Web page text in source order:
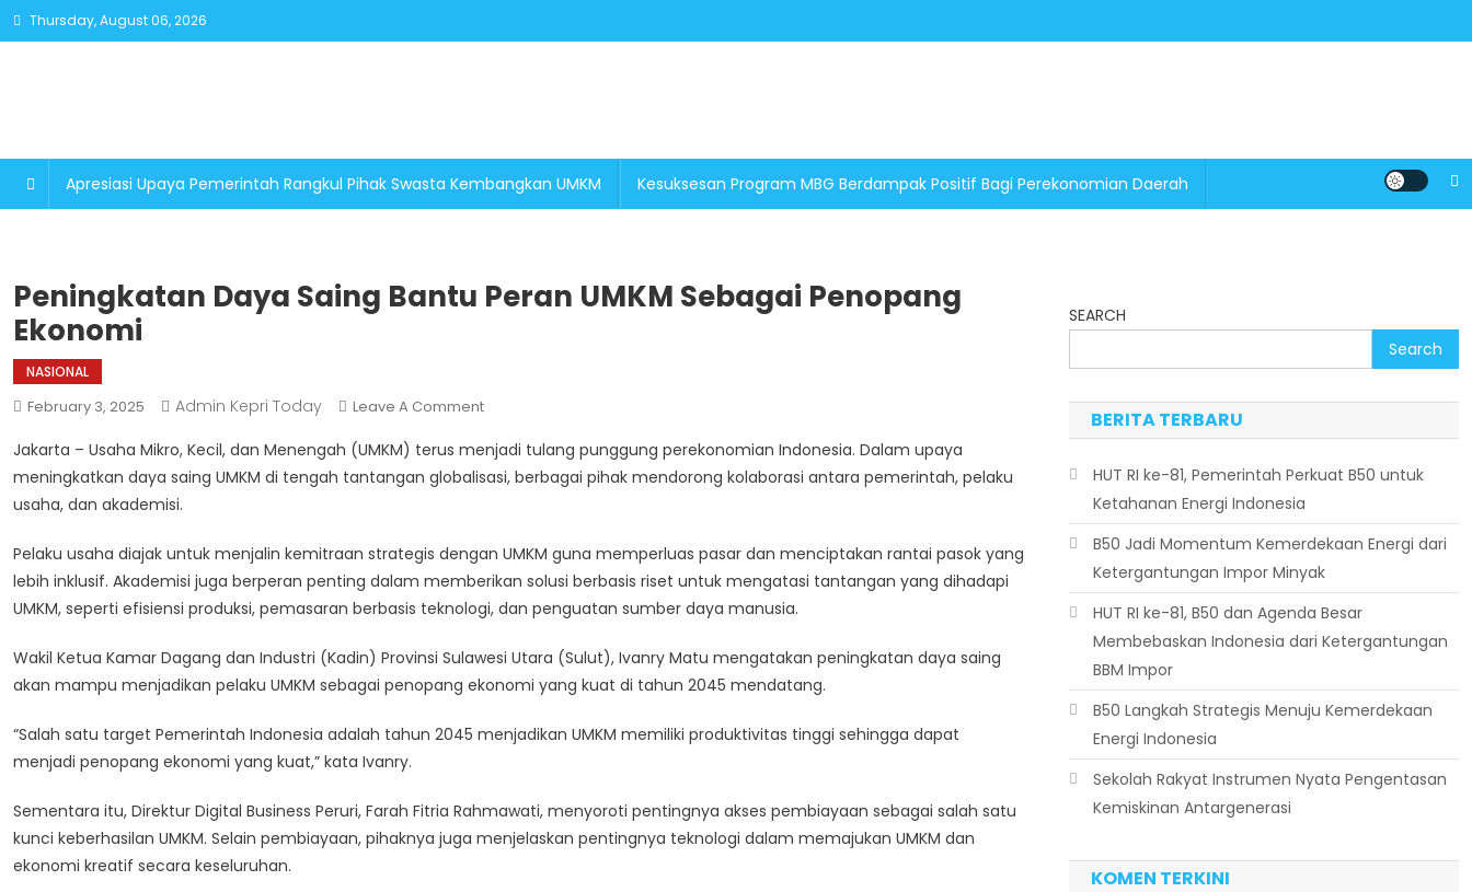
Skip
to
Thursday, August 06, 2026
Apresiasi Upaya Pemerintah Rangkul Pihak Swasta Kembangkan UMKM Kesuksesan Program MBG Berdampak Positif Bagi Perekonomian Daerah
Peningkatan Daya Saing Bantu Peran UMKM Sebagai Penopang
Ekonomi
NASIONAL
February 3, 2025 Admin Kepri Today Leave A CommentOn
Daya
Saing
UMKM
Sebagai
Penopang
Jakarta – Usaha Mikro, Kecil, dan Menengah (UMKM) terus menjadi tulang punggung perekonomian Indonesia. Dalam upaya
meningkatkan daya saing UMKM di tengah tantangan globalisasi, berbagai pihak mendorong kolaborasi antara pemerintah, pelaku
usaha, dan akademisi.
Pelaku usaha diajak untuk menjalin kemitraan strategis dengan UMKM guna memperluas pasar dan menciptakan rantai pasok yang
lebih inklusif. Akademisi juga berperan penting dalam memberikan solusi berbasis riset untuk mengatasi tantangan yang dihadapi
UMKM, seperti efisiensi produksi, pemasaran berbasis teknologi, dan penguatan sumber daya manusia.
Wakil Ketua Kamar Dagang dan Industri (Kadin) Provinsi Sulawesi Utara (Sulut), Ivanry Matu mengatakan peningkatan daya saing
akan mampu menjadikan pelaku UMKM sebagai penopang ekonomi yang kuat di tahun 2045 mendatang.
“Salah satu target Pemerintah Indonesia adalah tahun 2045 menjadikan UMKM memiliki produktivitas tinggi sehingga dapat
menjadi penopang ekonomi yang kuat,” kata Ivanry.
Sementara itu, Direktur Digital Business Peruri, Farah Fitria Rahmawati, menyoroti pentingnya akses pembiayaan sebagai salah satu
kunci keberhasilan UMKM. Selain pembiayaan, pihaknya juga menjelaskan pentingnya teknologi dalam memajukan UMKM dan
ekonomi kreatif secara keseluruhan.
SEARCH
Search
BERITA TERBARU
HUT RI ke-81, Pemerintah Perkuat B50 untuk
Ketahanan Energi Indonesia
B50 Jadi Momentum Kemerdekaan Energi dari
Ketergantungan Impor Minyak
HUT RI ke-81, B50 dan Agenda Besar
Membebaskan Indonesia dari Ketergantungan
BBM Impor
B50 Langkah Strategis Menuju Kemerdekaan
Energi Indonesia
Sekolah Rakyat Instrumen Nyata Pengentasan
Kemiskinan Antargenerasi
KOMEN TERKINI